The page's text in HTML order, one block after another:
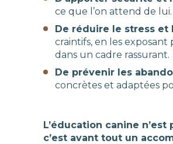
ce que l’on attend de lui.
De réduire le stress et
craintifs, en les
dans un cadre rassurant.
De prévenir les
concrètes et adaptées
L’éducation canine
c’est avant tout un